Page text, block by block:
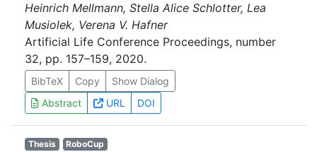
Heinrich Mellmann, Stella Alice Schlotter, Lea
Musiolek, Verena V. Hafner
Artificial Life Conference Proceedings, number
32, pp. 157–159, 2020.
BibTeX Copy
Show Dialog
Abstract
URL DOI
Thesis RoboCup